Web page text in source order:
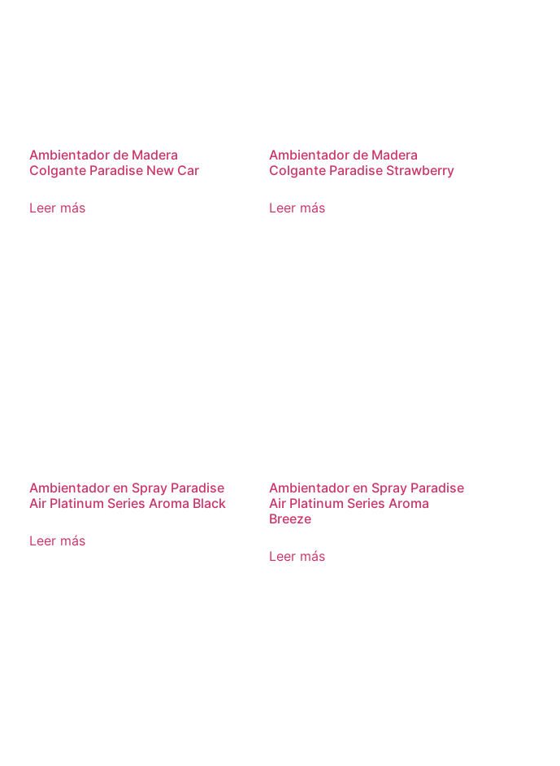
Ambientador de Madera
Colgante Paradise New Car
Leer más
Ambientador de Madera
Colgante Paradise Strawberry
Leer más
Ambientador en Spray Paradise
Air Platinum Series Aroma Black
Leer más
Ambientador en Spray Paradise
Air Platinum Series Aroma
Breeze
Leer más